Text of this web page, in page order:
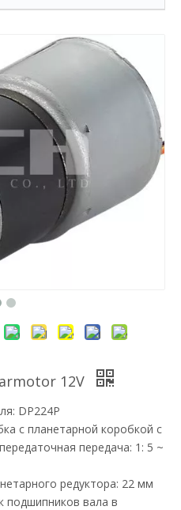
12V
DP224P
с планетарной коробкой с
передача: 1: 5 ~
редуктора: 22 мм
подшипников вала в